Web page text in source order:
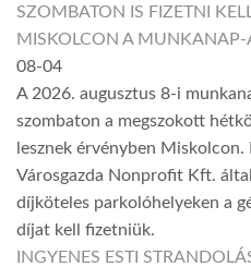
SZOMBATON IS FIZETNI
MISKOLCON A MUNKANAP-
08-04
A 2026. augusztus 8-i
szombaton a megszokott
lesznek érvényben
Városgazda Nonprofit Kft.
díjköteles parkolóhelyeken a
díjat kell fizetniük.
INGYENES ESTI